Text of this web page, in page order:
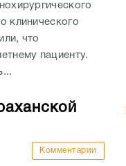
клинического
что
пациенту.
Комментарии